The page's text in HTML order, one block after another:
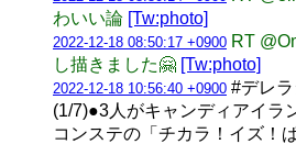
わいい論 [Tw:photo]
2022-12-18 08:50:17 +0900 RT
し描きました🤗 [Tw:photo]
2022-12-18 10:56:40 +0900 #デレ
(1/7)●3人がキャンディアイラ
コンステの「チカラ！イズ！